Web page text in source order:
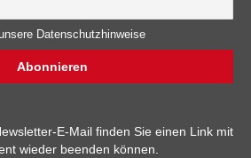
Datenschutzhinweise
E-Mail finden Sie einen Link mit
wieder beenden können.